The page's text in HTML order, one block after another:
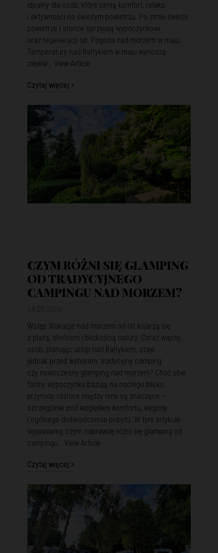
idealny dla osób, które cenią komfort, relaks
i aktywności na świeżym powietrzu. Po zimie świeże
powietrze i słońce sprzyjają wypoczynkowi
oraz regeneracji sił. Pogoda nad morzem w maju
Temperatury nad Bałtykiem w maju wynoszą
zwykle… View Article
Czytaj więcej >
CZYM RÓŻNI SIĘ GLAMPING
OD TRADYCYJNEGO
CAMPINGU NAD MORZEM?
Wstęp Wakacje nad morzem od lat kojarzą się
z plażą, słońcem i bliskością natury. Coraz więcej
osób, planując urlop nad Bałtykiem, staje
jednak przed wyborem: tradycyjny camping
czy nowoczesny glamping nad morzem? Choć obie
formy wypoczynku bazują na noclegu blisko
przyrody, różnice między nimi są znaczące —
szczególnie pod względem komfortu, wygody
i ogólnego doświadczenia pobytu. W tym artykule
wyjaśniamy, czym naprawdę różni się glamping od
campingu… View Article
Czytaj więcej >